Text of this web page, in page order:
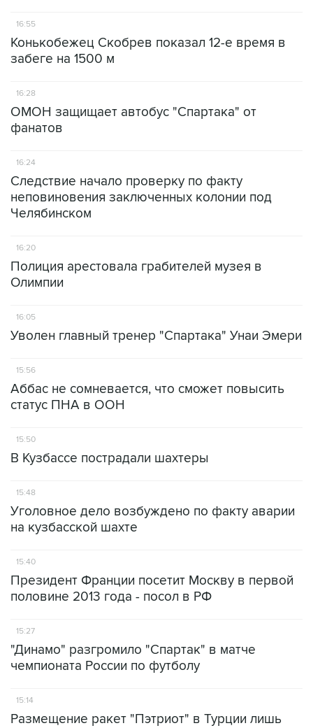
16:55
Конькобежец Скобрев показал 12-е время в
забеге на 1500 м
16:28
ОМОН защищает автобус "Спартака" от
фанатов
16:24
Следствие начало проверку по факту
неповиновения заключенных колонии под
Челябинском
16:20
Полиция арестовала грабителей музея в
Олимпии
16:05
Уволен главный тренер "Спартака" Унаи Эмери
15:56
Аббас не сомневается, что сможет повысить
статус ПНА в ООН
15:50
В Кузбассе пострадали шахтеры
15:48
Уголовное дело возбуждено по факту аварии
на кузбасской шахте
15:40
Президент Франции посетит Москву в первой
половине 2013 года - посол в РФ
15:27
"Динамо" разгромило "Спартак" в матче
чемпионата России по футболу
15:14
Размещение ракет "Пэтриот" в Турции лишь